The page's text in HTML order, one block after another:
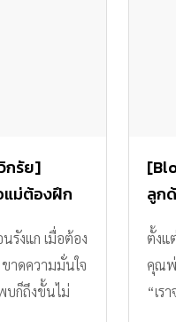
กรัย]
แม่ต้องฝึก
รังแก เมื่อต้อง
ขาดความมั่นใจ
บก็ถึงขั้นไม่
ลูก
ตั้งแ
คุณพ่
“เร